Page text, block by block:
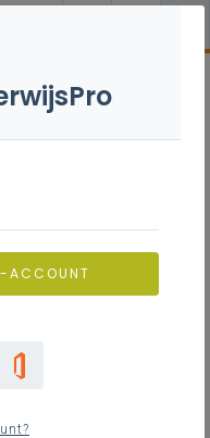
ACCOUNT